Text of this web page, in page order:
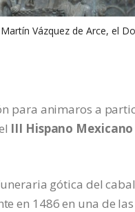
Vázquez de Arce, el
para animaros a
III Hispano
gótica del
en 1486 en una de